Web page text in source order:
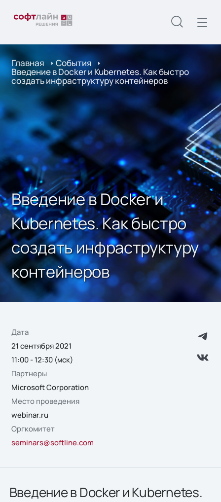
Главная События
Введение в Docker и Kubernetes. Как быстро
создать инфраструктуру контейнеров
Введение в Docker и
Kubernetes. Как быстро
создать инфраструктуру
контейнеров
Дата
21 сентября 2021
11:00 - 12:30 (мск)
Партнеры
Microsoft Corporation
Место проведения
webinar.ru
Оргкомитет
seminars@softline.com
Введение в Docker и Kubernetes.